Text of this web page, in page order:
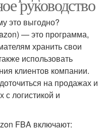
руководство
это выгодно?
— это программа,
хранить свои
использовать
клиентов компании.
на продажах и
с логистикой и
FBA включают: